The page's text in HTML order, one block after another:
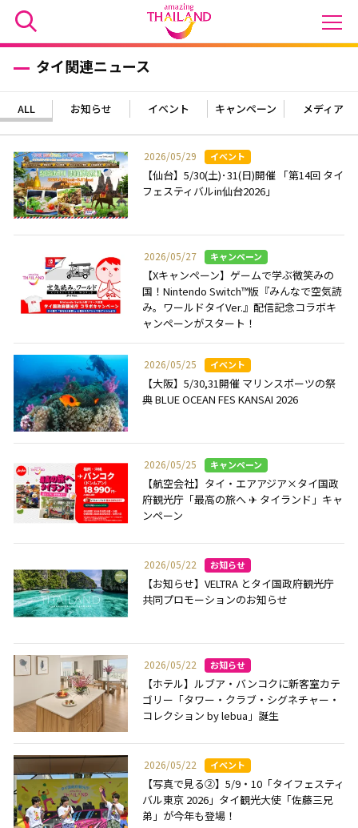
タイ関連ニュース
ALL お知らせ イベント キャンペーン メディア
2026/05/29
【仙台】5/30(土)･31(日)開催 「第14回 タイ
フェスティバルin仙台2026」
2026/05/27
【Xキャンペーン】ゲームで学ぶ微笑みの
国！Nintendo Switch™版『みんなで空気読
み。ワールドタイVer.』配信記念コラボキ
ャンペーンがスタート！
2026/05/25
【大阪】5/30,31開催 マリンスポーツの祭
典 BLUE OCEAN FES KANSAI 2026
2026/05/25
【航空会社】タイ・エアアジア×タイ国政
府観光庁「最高の旅へ ✈ タイランド」キャ
ンペーン
2026/05/22
【お知らせ】VELTRA とタイ国政府観光庁
共同プロモーションのお知らせ
2026/05/22
【ホテル】ルブア・バンコクに新客室カテ
ゴリー「タワー・クラブ・シグネチャー・
コレクション by lebua」誕生
2026/05/22
【写真で見る②】5/9・10「タイフェスティ
バル東京 2026」タイ観光大使「佐藤三兄
弟」が今年も登場！